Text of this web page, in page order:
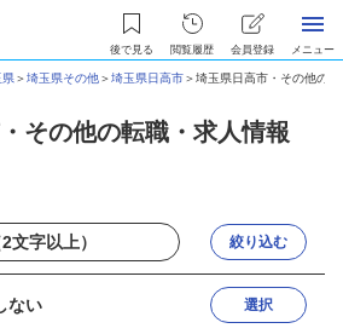
後で見る 閲覧履歴 会員登録 メニュー
県＞埼玉県その他＞埼玉県日高市＞埼玉県日高市・その他の
その他の転職・求人情報
絞り込む
ない 選択